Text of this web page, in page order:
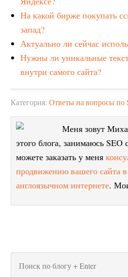
На какой бирже покупать
запад?
Актуально ли сейчас
Нужны ли уникальные
внутри самого сайта?
Категория:Ответы на вопросы по
Меня зовут
этого блога, занимаюсь SEO
можете заказать у меня
продвижению вашего сайта
англоязычном интернете.